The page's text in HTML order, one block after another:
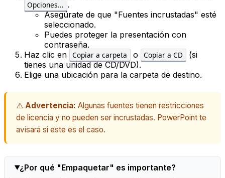
Opciones... .
Asegúrate de que "Fuentes incrustadas" esté
seleccionado.
Puedes proteger la presentación con
contraseña.
Haz clic en
Copiar a carpeta o Copiar a CD
(si
tienes una unidad de CD/DVD).
Elige una ubicación para la carpeta de destino.
⚠️ Advertencia: Algunas fuentes tienen restricciones
de licencia y no pueden ser incrustadas. PowerPoint te
avisará si este es el caso.
¿Por qué "Empaquetar" es importante?